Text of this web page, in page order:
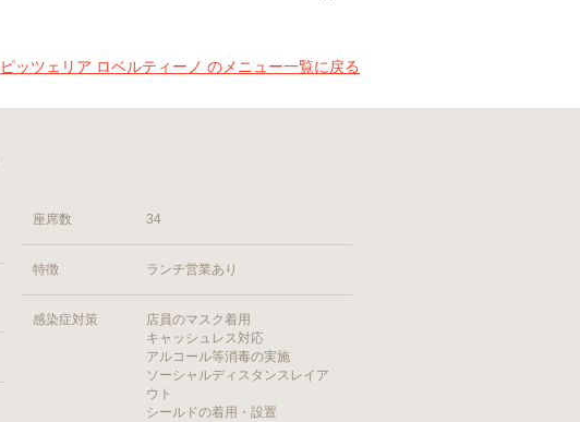
ピッツェリア ロベルティーノ のメニュー一覧に戻る
座席数 34
特徴 ランチ営業あり
感染症対策
店員のマスク着用
キャッシュレス対応
アルコール等消毒の実施
ソーシャルディスタンスレイア
ウト
シールドの着用・設置